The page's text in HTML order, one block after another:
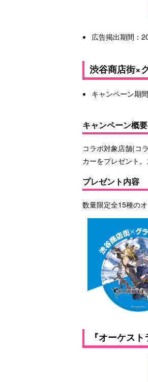
広告掲出期間：
渋谷商店街×
キャンペーン期
キャンペーン概要
コラボ対象店舗(コ
カーをプレゼント
プレゼント内容
数量限定全15種の
『オーケス